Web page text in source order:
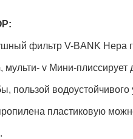
фильтр V-BANK Hepa
мульти- v Мини-
пользой
пластиковую